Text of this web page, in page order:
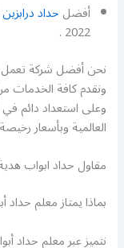
أفضلحداد درابزين
2022 .
نحن أفضل شركة
ونقدم كافة الخدمات
وعلى استعداد دائم
العالمية وبأسعار
مقاول حداد ابواب
بماذا يمتاز معلم حداد
نتميز عبر معلم حداد